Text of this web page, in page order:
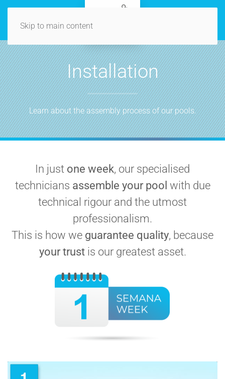
Skip to main content
Installation
Learn about the assembly process of our pools.
In just one week, our specialised
technicians assemble your pool with due
technical rigour and the utmost
professionalism.
This is how we guarantee quality, because
your trustis our greatest asset.